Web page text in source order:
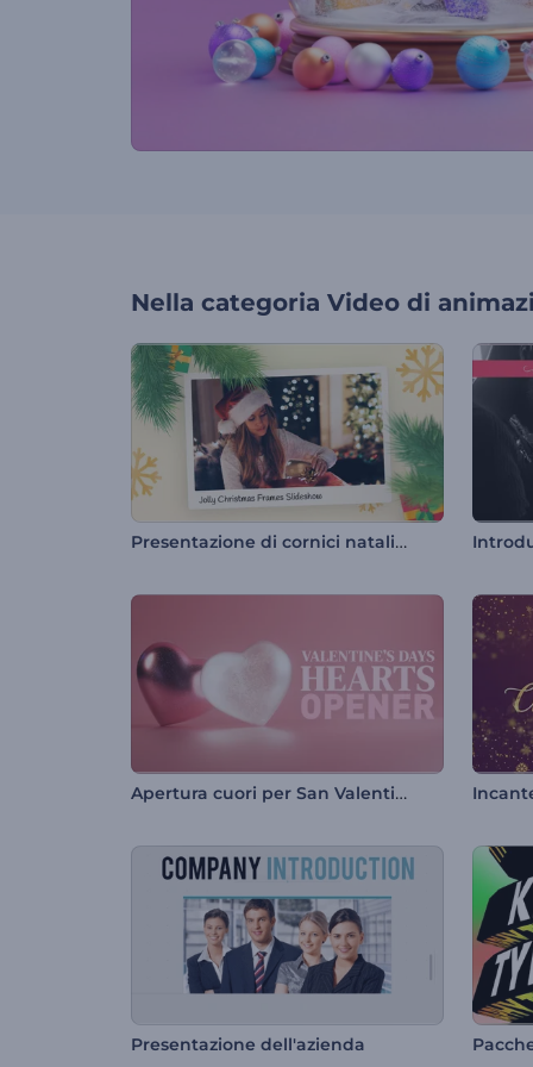
Nella categoria Video di
Presentazione di cornici natalizie allegre
Apertura cuori per San Valentino
Presentazione dell'azienda